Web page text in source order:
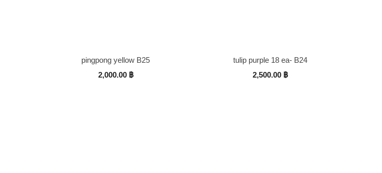
pingpong yellow B25
2,000.00 ฿
tulip purple 18 ea- B24
2,500.00 ฿